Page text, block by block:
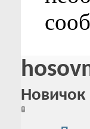
Новичок